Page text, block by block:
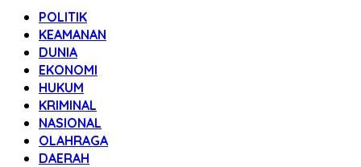
POLITIK
KEAMANAN
DUNIA
EKONOMI
HUKUM
KRIMINAL
NASIONAL
OLAHRAGA
DAERAH